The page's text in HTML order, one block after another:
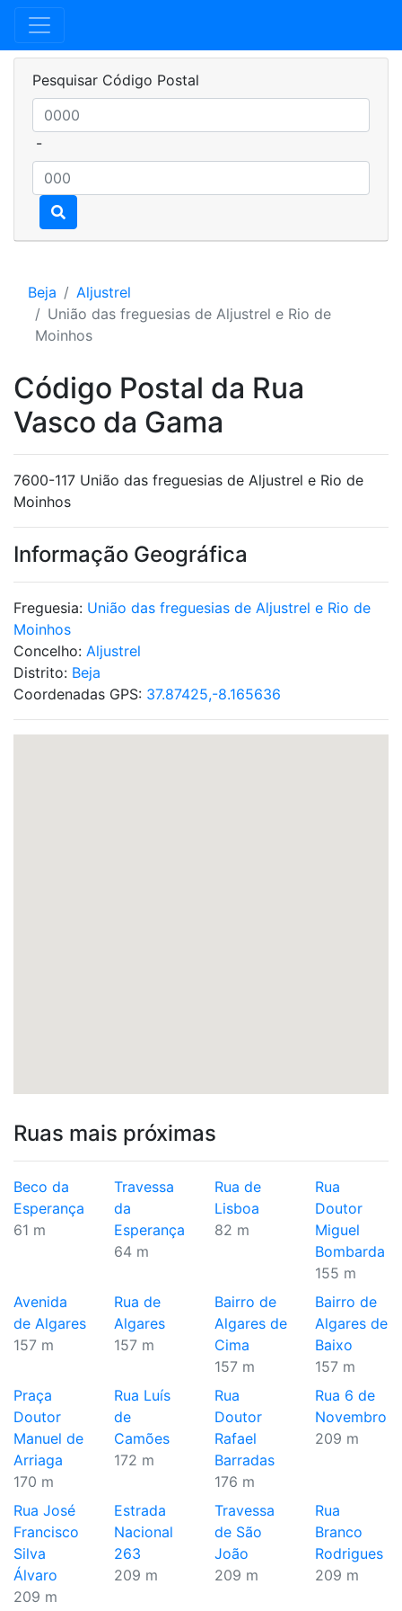
Pesquisar Código Postal
-
Beja
Aljustrel
União das freguesias de Aljustrel e Rio de
Moinhos
Código Postal da Rua
Vasco da Gama
7600-117 União das freguesias de Aljustrel e Rio de
Moinhos
Informação Geográfica
Freguesia: União das freguesias de Aljustrel e Rio de
Moinhos
Concelho: Aljustrel
Distrito: Beja
Coordenadas GPS: 37.87425,-8.165636
Ruas mais próximas
Beco da
Esperança
61 m
Travessa
da
Esperança
64 m
Rua de
Lisboa
82 m
Rua
Doutor
Miguel
Bombarda
155 m
Avenida
de Algares
157 m
Rua de
Algares
157 m
Bairro de
Algares de
Cima
157 m
Bairro de
Algares de
Baixo
157 m
Praça
Doutor
Manuel de
Arriaga
170 m
Rua Luís
de
Camões
172 m
Rua
Doutor
Rafael
Barradas
176 m
Rua 6 de
Novembro
209 m
Rua José
Francisco
Silva
Álvaro
209 m
Estrada
Nacional
263
209 m
Travessa
de São
João
209 m
Rua
Branco
Rodrigues
209 m